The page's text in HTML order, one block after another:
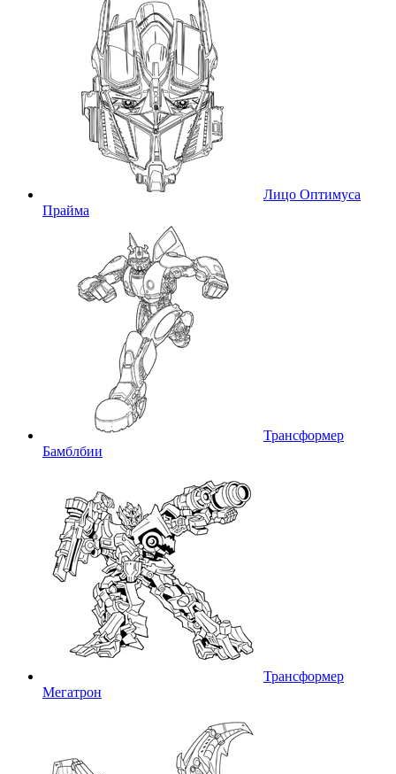
Лицо Оптимуса
Прайма
Трансформер
Бамблбии
Трансформер
Мегатрон